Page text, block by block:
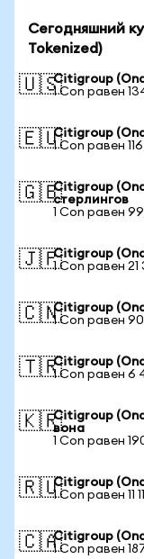
Сегодняшний
Tokenized)
🇺🇸Citigroup
1 Con равен
🇪🇺Citigroup
1 Con равен
🇬🇧Citigroup
стерлингов
1 Con равен
🇯🇵Citigroup
1 Con равен 21
🇨🇳Citigroup
1 Con равен
🇹🇷Citigroup
1 Con равен 6
🇰🇷Citigroup
вона
1 Con равен
🇷🇺Citigroup
1 Con равен 11
🇨🇦Citigroup
1 Con равен